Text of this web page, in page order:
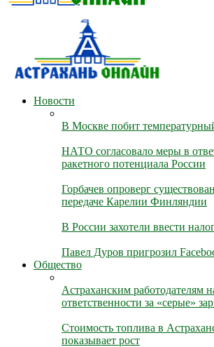
Новости
В Москве побит
НАТО согласовало меры в
ракетного потенциала России
Горбачев опроверг
передаче Карелии Финляндии
В России захотели ввести
Павел Дуров пригрозил
Общество
Астраханским работодателям
ответственности за «серые»
Стоимость топлива в
показывает рост